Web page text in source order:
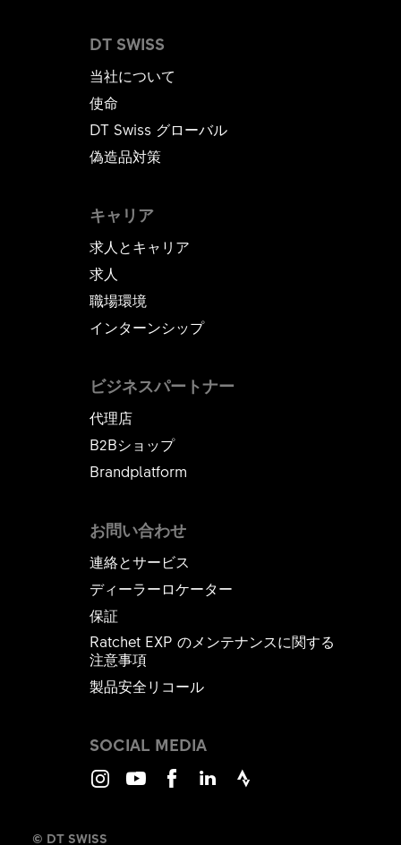
DT SWISS
当社について
使命
DT Swiss グローバル
偽造品対策
キャリア
求人とキャリア
求人
職場環境
インターンシップ
お問い合わせ
連絡とサービス
ディーラーロケーター
保証
Ratchet EXP のメンテナンスに関する
注意事項
製品安全リコール
ビジネスパートナー
代理店
B2Bショップ
Brandplatform
SOCIAL MEDIA
© DT SWISS